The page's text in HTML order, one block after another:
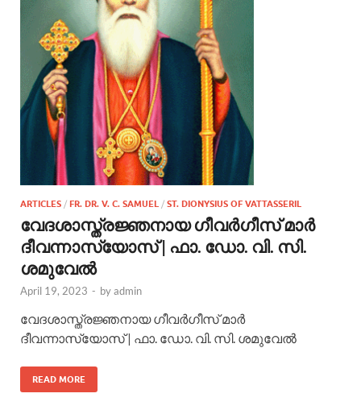
ARTICLES / FR. DR. V. C. SAMUEL / ST. DIONYSIUS OF VATTASSERIL
വേദശാസ്ത്രജ്ഞനായ ഗീവര്‍ഗീസ് മാര്‍
ദീവന്നാസ്യോസ് | ഫാ. ഡോ. വി. സി.
ശമുവേല്‍
April 19, 2023 - byadmin
വേദശാസ്ത്രജ്ഞനായ ഗീവര്‍ഗീസ് മാര്‍
ദീവന്നാസ്യോസ് | ഫാ. ഡോ. വി. സി. ശമുവേല്‍
READ MORE